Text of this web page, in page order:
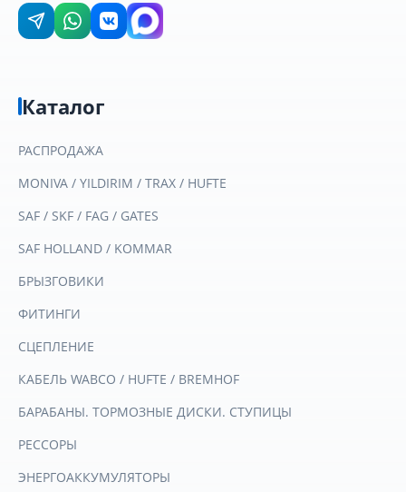
Каталог
РАСПРОДАЖА
MONIVA / YILDIRIM / TRAX / HUFTE
SAF / SKF / FAG / GATES
SAF HOLLAND / KOMMAR
БРЫЗГОВИКИ
ФИТИНГИ
СЦЕПЛЕНИЕ
КАБЕЛЬ WABCO / HUFTE / BREMHOF
БАРАБАНЫ. ТОРМОЗНЫЕ ДИСКИ. СТУПИЦЫ
РЕССОРЫ
ЭНЕРГОАККУМУЛЯТОРЫ